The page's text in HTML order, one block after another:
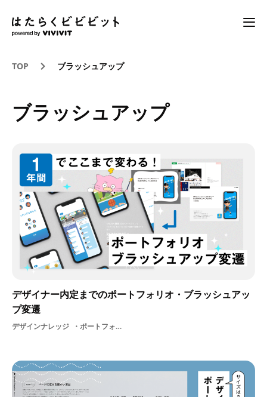
TOP ブラッシュアップ
ブラッシュアップ
デザイナー内定までのポートフォリオ・ブラッシュアッ
プ変遷
デザインナレッジ ポートフォリオ就活ブラッシュアップデザイナー就活新卒ヒント